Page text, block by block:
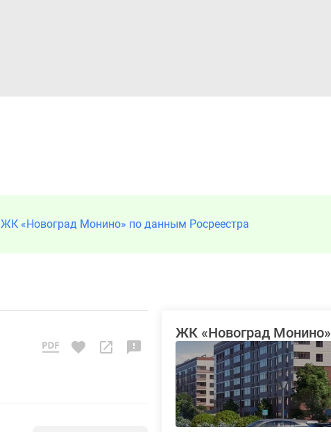
ЖК «Новоград Монино» по данным Росреестра
ЖК «Новоград Монино»